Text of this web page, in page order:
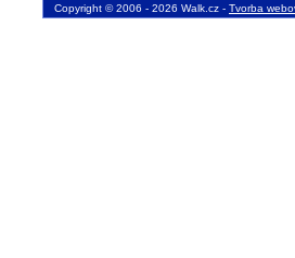
Copyright © 2006 - 2026 Walk.cz - Tvorba